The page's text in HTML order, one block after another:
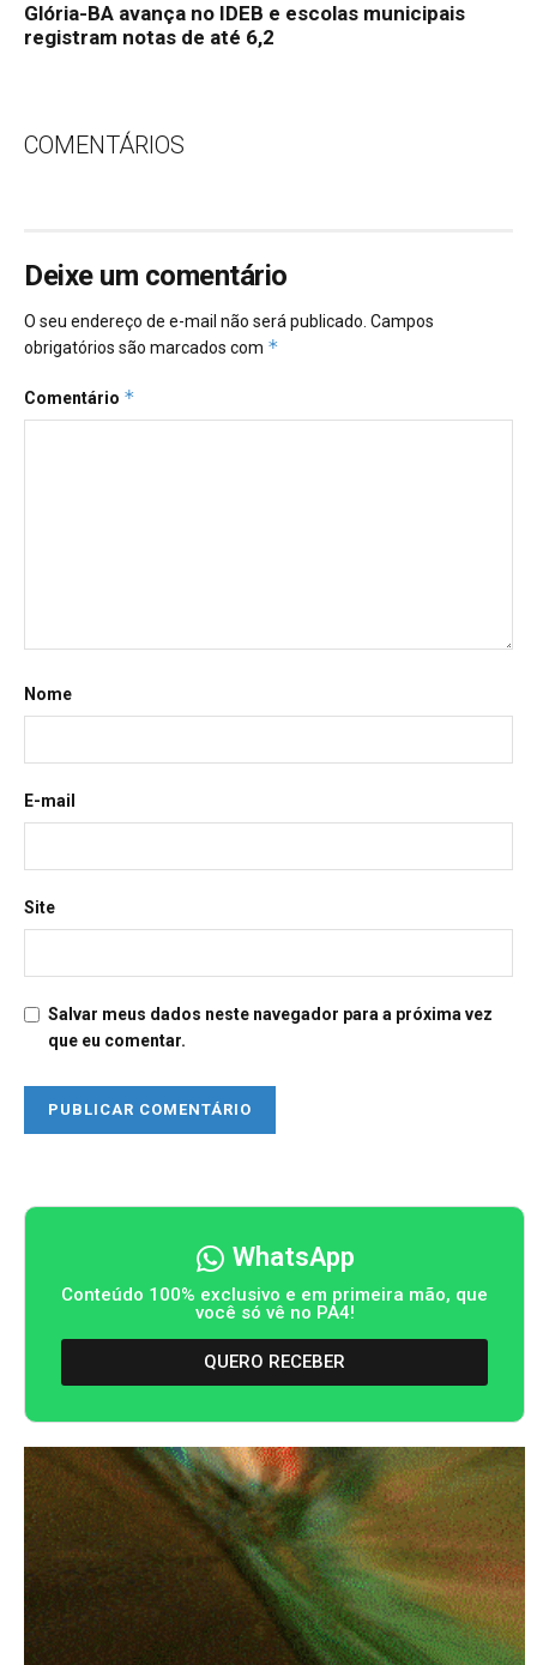
Glória-BA avança no IDEB e escolas municipais
registram notas de até 6,2
COMENTÁRIOS
Deixe um comentário
O seu endereço de e-mail não será publicado. Campos
obrigatórios são marcados com *
Comentário *
Nome
E-mail
Site
Salvar meus dados neste navegador para a próxima vez
que eu comentar.
WhatsApp
Conteúdo 100% exclusivo e em primeira mão, que
você só vê no PA4!
QUERO RECEBER